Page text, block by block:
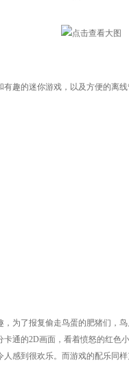
的迷你游戏，以及方便的离线
为了报复偷走鸟蛋的肥猪们，鸟
通的2D画面，看着愤怒的红色
人感到很欢乐。而游戏的配乐同